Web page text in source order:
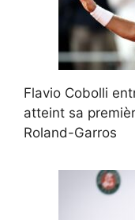
Flavio Cobolli
atteint sa
Roland-Garros